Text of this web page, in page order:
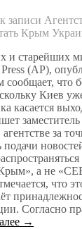
к записи
Крым
и старейших
Press (AP),
сообщает, что
Киев
касается
заместитель
за
подачи
а не
что
Согласно
→